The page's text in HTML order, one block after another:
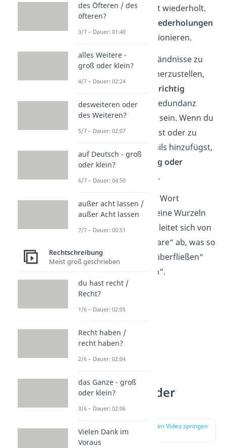
Information im Text wiederholt.
Hier können die
Wiederholungen
als Stilmittel
funktionieren.
Das hilft, Missverständnisse zu
vermeiden und sicherzustellen,
Botschaft richtig
ankommt. Zu viel Redundanz
kann auch
sein. Wenn du
zu oft dasselbe sagst oder zu
viele unnötige Details hinzufügst,
kann das
langweilig oder
überflüssig wirken .
Gut zu wissen:
Das Wort
„Redundanz“hat seine Wurzeln
im Lateinischen. Es leitet sich von
dem Wort „redundare“ ab, was so
viel bedeutet wie „überfließen“
oder „überströmen“.
Beispiele in der
Sprache
zur Stelle im Video springen
des Öfteren / des
öfteren?
3/7 – Dauer: 01:40
alles Weitere -
groß oder klein?
4/7 – Dauer: 02:24
desweiteren oder
des Weiteren?
5/7 – Dauer: 02:07
auf Deutsch - groß
oder klein?
6/7 – Dauer: 04:50
außer acht lassen /
außer Acht lassen
7/7 – Dauer: 00:51
Rechtschreibung
Meist groß geschrieben
du hast recht /
Recht?
1/6 – Dauer: 02:05
Recht haben /
recht haben?
2/6 – Dauer: 02:04
das Ganze - groß
oder klein?
3/6 – Dauer: 02:06
Vielen Dank im
Voraus